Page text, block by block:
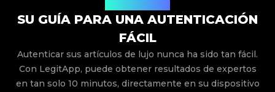
SU GUÍA PARA UNA AUTENTICACIÓN
FÁCIL
Autenticar sus artículos de lujo nunca ha sido tan fácil.
Con LegitApp, puede obtener resultados de expertos
en tan solo 10 minutos, directamente en su dispositivo